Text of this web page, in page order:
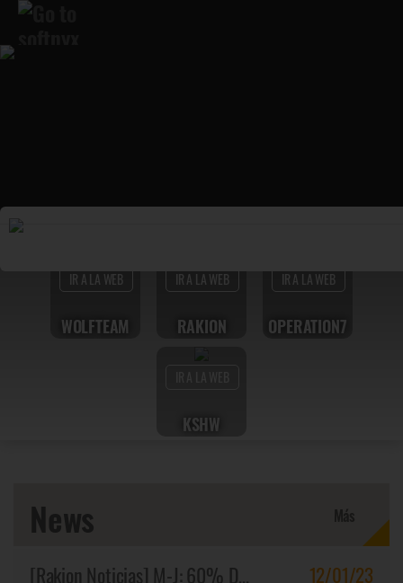
WOLFTEAM
IR A LA WEB
RAKION
IR A LA WEB
OPERATION7
IR A LA WEB
KSHW
News
[Rakion Noticias] M-J: 60% Dsct, Creauture soul, exp y oro x2 y más 12/01/23